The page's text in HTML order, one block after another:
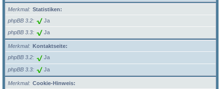
Merkmal
Statistiken:
phpBB 3.2
Ja
phpBB 3.3 Ja
Merkmal
Kontaktseite:
phpBB 3.2
Ja
phpBB 3.3 Ja
Merkmal
Cookie-Hinweis: